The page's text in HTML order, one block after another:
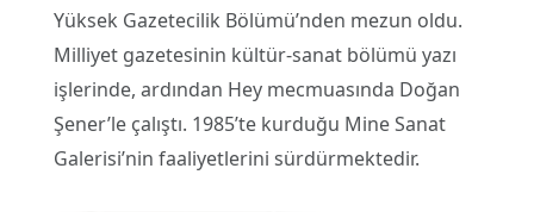
Yüksek Gazetecilik Bölümü’nden mezun oldu.
Milliyet gazetesinin kültür-sanat bölümü yazı
işlerinde, ardından Hey mecmuasında Doğan
Şener’le çalıştı. 1985’te kurduğu Mine Sanat
Galerisi’nin faaliyetlerini sürdürmektedir.